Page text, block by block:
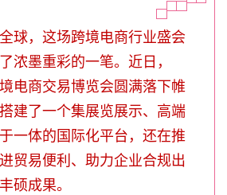
球，这场跨境电商行业盛会
浓墨重彩的一笔。近日，
电商交易博览会圆满落下帷
建了一个集展览展示、高端
一体的国际化平台，还在推
贸易便利、助力企业合规出
硕成果。